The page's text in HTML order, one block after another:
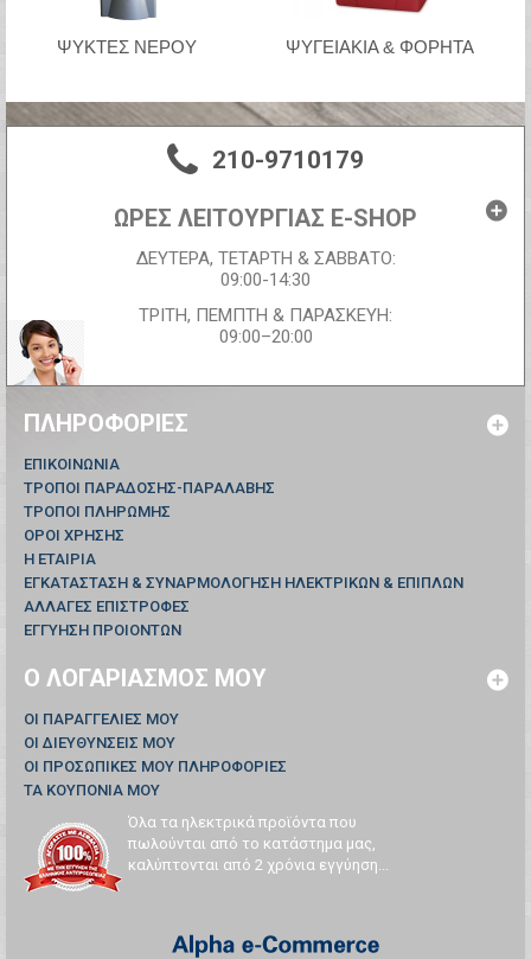
ΨΥΚΤΕΣ ΝΕΡΟΥ ΨΥΓΕΙΑΚΙΑ & ΦΟΡΗΤΆ
210-9710179
ΩΡΕΣ ΛΕΙΤΟΥΡΓΙΑΣ E-SHOP
ΔΕΥΤΕΡΑ, ΤΕΤΑΡΤΗ & ΣΑΒΒΑΤΟ:
09:00-14:30
ΤΡΙΤΗ, ΠΕΜΠΤΗ & ΠΑΡΑΣΚΕΥΗ:
09:00–20:00
ΠΛΗΡΟΦΟΡΊΕΣ
ΕΠΙΚΟΙΝΩΝΊΑ
ΤΡΟΠΟΙ ΠΑΡΑΔΟΣΗΣ-ΠΑΡΑΛΑΒΗΣ
ΤΡΟΠΟΙ ΠΛΗΡΩΜΗΣ
ΟΡΟΙ ΧΡΗΣΗΣ
Η ΕΤΑΙΡΙΑ
ΕΓΚΑΤΑΣΤΑΣΗ & ΣΥΝΑΡΜΟΛΟΓΗΣΗ ΗΛΕΚΤΡΙΚΩΝ & ΕΠΙΠΛΩΝ
ΑΛΛΑΓΕΣ ΕΠΙΣΤΡΟΦΕΣ
ΕΓΓΥΗΣΗ ΠΡΟΙΟΝΤΩΝ
Ο ΛΟΓΑΡΙΑΣΜΌΣ ΜΟΥ
ΟΙ ΠΑΡΑΓΓΕΛΊΕΣ ΜΟΥ
ΟΙ ΔΙΕΥΘΎΝΣΕΙΣ ΜΟΥ
ΟΙ ΠΡΟΣΩΠΙΚΈΣ ΜΟΥ ΠΛΗΡΟΦΟΡΊΕΣ
ΤΑ ΚΟΥΠΌΝΙΑ ΜΟΥ
Όλα τα ηλεκτρικά προϊόντα που
πωλούνται από το κατάστημα μας,
καλύπτονται από 2 χρόνια εγγύηση...